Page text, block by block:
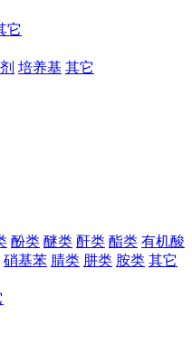
它
培养基 其它
酚类 醚类 酐类 酯类 有机酸
硝基苯 腈类 肼类 胺类 其它